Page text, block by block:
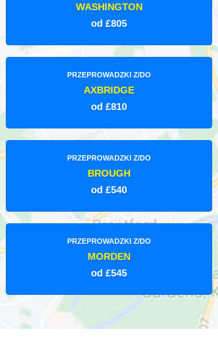
WASHINGTON
od £805
PRZEPROWADZKI Z/DO
AXBRIDGE
od £810
PRZEPROWADZKI Z/DO
BROUGH
od £540
PRZEPROWADZKI Z/DO
MORDEN
od £545